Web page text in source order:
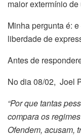
maior extermínio de
Minha pergunta é:
liberdade de
Antes de
No dia 08/02, Joel
“Por que tantas
compara os
Ofendem, acusam,